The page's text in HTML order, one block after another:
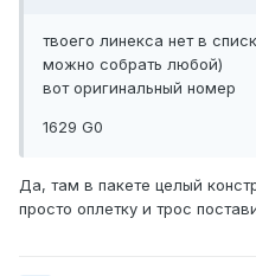
твоего линекса нет в
можно собрать любой)
вот оригинальный номер
1629 G0
Да, там в пакете целый
просто оплетку и трос